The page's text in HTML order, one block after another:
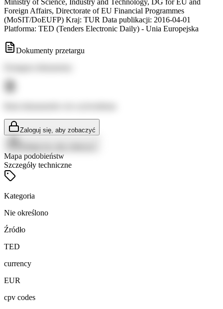
Foreign Affairs, Directorate of EU Financial Programmes
(MoSIT/DoEUFP) Kraj: TUR Data publikacji: 2016-04-01
Platforma: TED (Tenders Electronic Daily) - Unia Europejska
Dokumenty przetargu
Zaloguj się, aby zobaczyć
Mapa podobieństw
Szczegóły techniczne
Kategoria
Nie określono
Źródło
TED
currency
EUR
cpv codes